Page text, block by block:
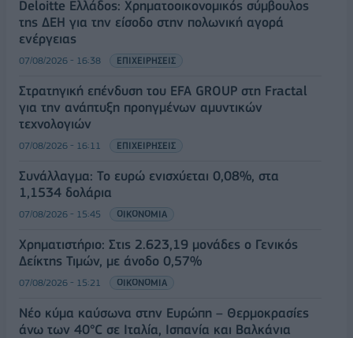
Deloitte Ελλάδος: Χρηματοοικονομικός σύμβουλος
της ΔΕΗ για την είσοδο στην πολωνική αγορά
ενέργειας
07/08/2026 - 16:38 ΕΠΙΧΕΙΡΗΣΕΙΣ
Στρατηγική επένδυση του EFA GROUP στη Fractal
για την ανάπτυξη προηγμένων αμυντικών
τεχνολογιών
07/08/2026 - 16:11 ΕΠΙΧΕΙΡΗΣΕΙΣ
Συνάλλαγμα: Το ευρώ ενισχύεται 0,08%, στα
1,1534 δολάρια
07/08/2026 - 15:45 ΟΙΚΟΝΟΜΙΑ
Χρηματιστήριο: Στις 2.623,19 μονάδες ο Γενικός
Δείκτης Τιμών, με άνοδο 0,57%
07/08/2026 - 15:21 ΟΙΚΟΝΟΜΙΑ
Νέο κύμα καύσωνα στην Ευρώπη – Θερμοκρασίες
άνω των 40°C σε Ιταλία, Ισπανία και Βαλκάνια